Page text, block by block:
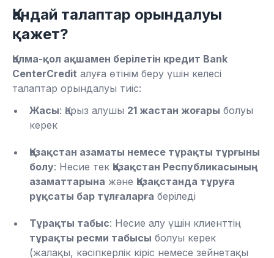
Қандай талаптар орындалуы
қажет?
Қолма-қол ақшамен берілетін кредит Bank
CenterCredit алуға өтінім беру үшін келесі
талаптар орындалуы тиіс:
Жасы: Қарыз алушы 21 жастан жоғары болуы
керек
Қазақстан азаматы немесе тұрақты тұрғыны
болу: Несие тек Қазақстан Республикасының
азаматтарына және Қазақстанда тұруға
рұқсаты бар тұлғаларға беріледі
Тұрақты табыс: Несие алу үшін клиенттің
тұрақты ресми табысы болуы керек
(жалақы, кәсіпкерлік кіріс немесе зейнетақы